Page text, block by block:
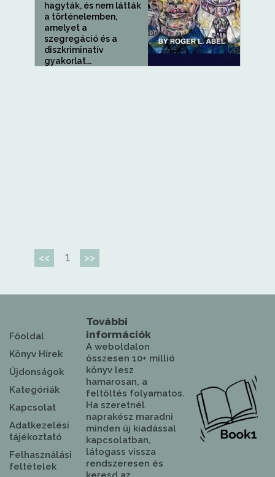
hagyták, és nem látták
a történelemben,
amelyet a
szegregáció és a
diszkriminatív
gyakorlat...
<< 1 >>
Főoldal
Könyv Hírek
Újdonságok
Kategóriák
Kapcsolat
Adatkezelési
tájékoztató
Felhasználási
feltételek
További
információk
A weboldalon
összesen 10+ millió
könyv lesz
hamarosan, a
feltöltés folyamatos.
Ha szeretnél
naprakész maradni
minden új kiadással
kapcsolatban,
látogass vissza
rendszeresen és